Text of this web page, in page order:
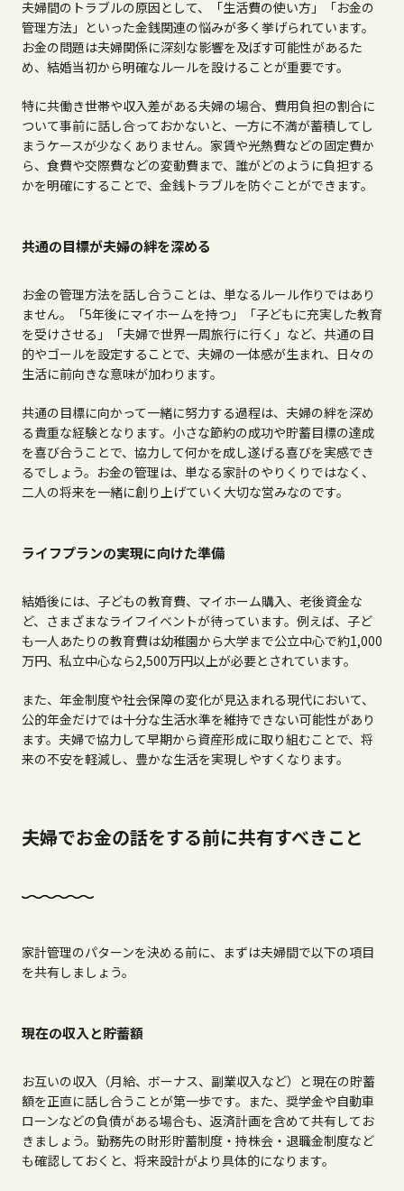
夫婦間のトラブルの原因として、「生活費の使い方」「お金の
管理方法」といった金銭関連の悩みが多く挙げられています。
お金の問題は夫婦関係に深刻な影響を及ぼす可能性があるた
め、結婚当初から明確なルールを設けることが重要です。
特に共働き世帯や収入差がある夫婦の場合、費用負担の割合に
ついて事前に話し合っておかないと、一方に不満が蓄積してし
まうケースが少なくありません。家賃や光熱費などの固定費か
ら、食費や交際費などの変動費まで、誰がどのように負担する
かを明確にすることで、金銭トラブルを防ぐことができます。
共通の目標が夫婦の絆を深める
お金の管理方法を話し合うことは、単なるルール作りではあり
ません。「5年後にマイホームを持つ」「子どもに充実した教育
を受けさせる」「夫婦で世界一周旅行に行く」など、共通の目
的やゴールを設定することで、夫婦の一体感が生まれ、日々の
生活に前向きな意味が加わります。
共通の目標に向かって一緒に努力する過程は、夫婦の絆を深め
る貴重な経験となります。小さな節約の成功や貯蓄目標の達成
を喜び合うことで、協力して何かを成し遂げる喜びを実感でき
るでしょう。お金の管理は、単なる家計のやりくりではなく、
二人の将来を一緒に創り上げていく大切な営みなのです。
ライフプランの実現に向けた準備
結婚後には、子どもの教育費、マイホーム購入、老後資金な
ど、さまざまなライフイベントが待っています。例えば、子ど
も一人あたりの教育費は幼稚園から大学まで公立中心で約1,000
万円、私立中心なら2,500万円以上が必要とされています。
また、年金制度や社会保障の変化が見込まれる現代において、
公的年金だけでは十分な生活水準を維持できない可能性があり
ます。夫婦で協力して早期から資産形成に取り組むことで、将
来の不安を軽減し、豊かな生活を実現しやすくなります。
夫婦でお金の話をする前に共有すべきこと
家計管理のパターンを決める前に、まずは夫婦間で以下の項目
を共有しましょう。
現在の収入と貯蓄額
お互いの収入（月給、ボーナス、副業収入など）と現在の貯蓄
額を正直に話し合うことが第一歩です。また、奨学金や自動車
ローンなどの負債がある場合も、返済計画を含めて共有してお
きましょう。勤務先の財形貯蓄制度・持株会・退職金制度など
も確認しておくと、将来設計がより具体的になります。